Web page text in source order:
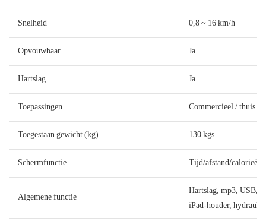
Snelheid 0,8 ~ 16 km/h
Opvouwbaar Ja
Hartslag Ja
Toepassingen Commercieel / thuis
Toegestaan ​​gewicht (kg) 130 kgs
Schermfunctie Tijd/afstand/calorieën/
Algemene functie
Hartslag, mp3, USB,
iPad-houder,